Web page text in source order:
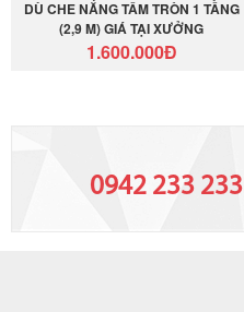
DÙ CHE NẮNG TÂM TRÒN 1 TẦNG
(2,9 M) GIÁ TẠI XƯỞNG
1.600.000Đ
0942 233 233